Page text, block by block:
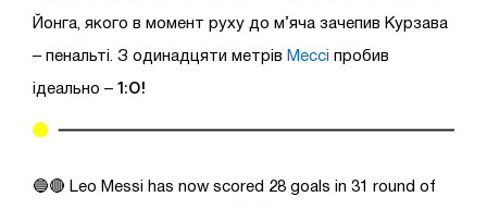
Йонга, якого в момент руху до м’яча зачепив Курзава
– пенальті. З одинадцяти метрів Мессі пробив
ідеально – 1:0!
🔵🔴 Leo Messi has now scored 28 goals in 31 round of